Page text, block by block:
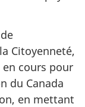
Citoyenneté,
cours pour
du Canada
en mettant